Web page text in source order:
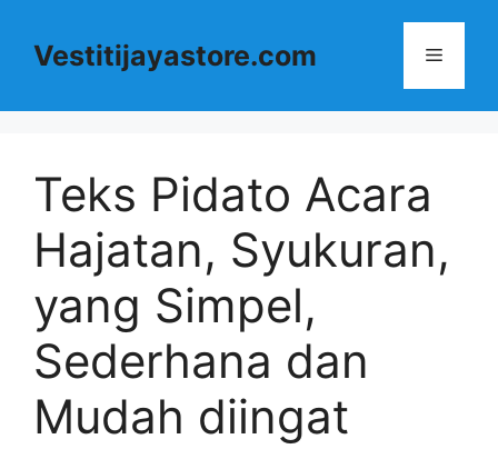
Vestitijayastore.com Menu
Teks Pidato Acara
Hajatan, Syukuran,
yang Simpel,
Sederhana dan
Mudah diingat